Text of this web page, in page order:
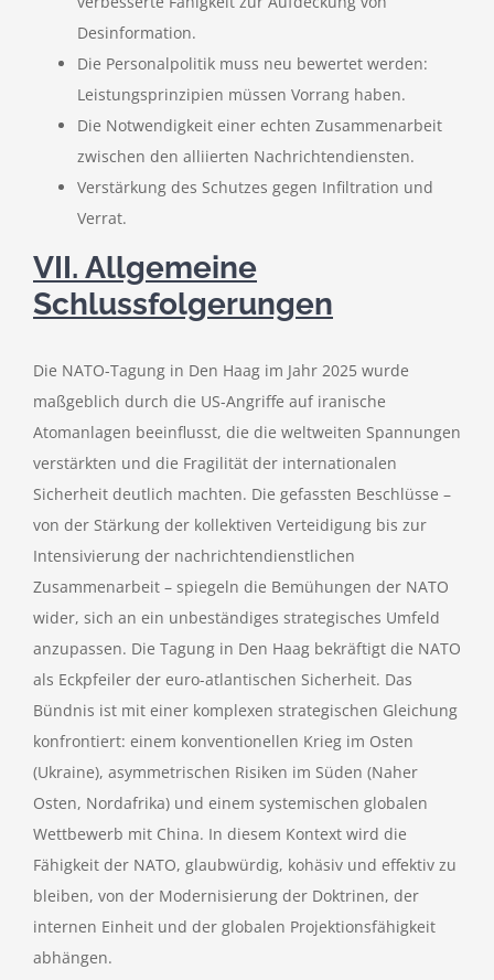
Desinformation.
Die Personalpolitik muss neu bewertet werden:
Leistungsprinzipien müssen Vorrang haben.
Die Notwendigkeit einer echten Zusammenarbeit
zwischen den alliierten Nachrichtendiensten.
Verstärkung des Schutzes gegen Infiltration und
Verrat.
VII. Allgemeine
Schlussfolgerungen
Die NATO-Tagung in Den Haag im Jahr 2025 wurde
maßgeblich durch die US-Angriffe auf iranische
Atomanlagen beeinflusst, die die weltweiten Spannungen
verstärkten und die Fragilität der internationalen
Sicherheit deutlich machten. Die gefassten Beschlüsse –
von der Stärkung der kollektiven Verteidigung bis zur
Intensivierung der nachrichtendienstlichen
Zusammenarbeit – spiegeln die Bemühungen der NATO
wider, sich an ein unbeständiges strategisches Umfeld
anzupassen. Die Tagung in Den Haag bekräftigt die NATO
als Eckpfeiler der euro-atlantischen Sicherheit. Das
Bündnis ist mit einer komplexen strategischen Gleichung
konfrontiert: einem konventionellen Krieg im Osten
(Ukraine), asymmetrischen Risiken im Süden (Naher
Osten, Nordafrika) und einem systemischen globalen
Wettbewerb mit China. In diesem Kontext wird die
Fähigkeit der NATO, glaubwürdig, kohäsiv und effektiv zu
bleiben, von der Modernisierung der Doktrinen, der
internen Einheit und der globalen Projektionsfähigkeit
abhängen.